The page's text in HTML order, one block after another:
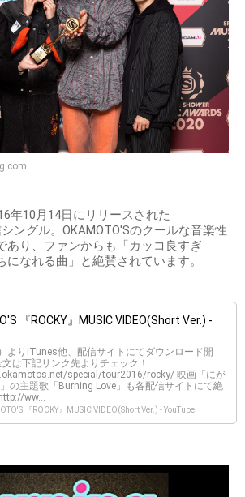
年10月14日にリリースされた
ングル。OKAMOTO'Sのクールな音楽性
あり、ファンからも「カッコ良すぎ
になれる曲」と絶賛されています。
『ROCKY』MUSIC VIDEO(Short Ver.) -
よりiTunes他、配信サイトにてダウンロード開
は下記リンク先よりチェック！
special/tour2016/rocky/ 映画「にが
の主題歌「Burning Love」も各配信サイトにて絶
ww...
『ROCKY』MUSIC VIDEO(Short Ver.) - YouTube